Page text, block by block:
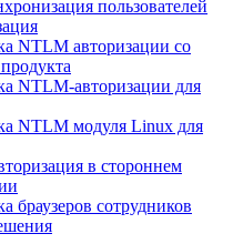
пользователей
NTLM авторизации со
NTLM-авторизации для
NTLM модуля Linux для
в стороннем
браузеров сотрудников